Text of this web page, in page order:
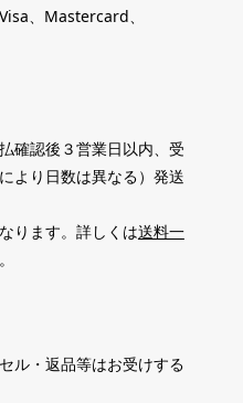
、Mastercard、
確認後３営業日以内、受
より日数は異なる）発送
ります。詳しくは送料一
ル・返品等はお受けする